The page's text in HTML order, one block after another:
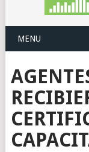
MENU